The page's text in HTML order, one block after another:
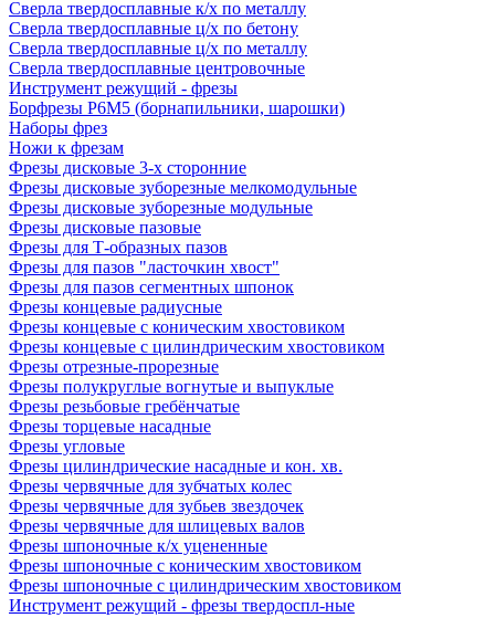
Сверла твердосплавные к/х по металлу
Сверла твердосплавные ц/х по бетону
Сверла твердосплавные ц/х по металлу
Сверла твердосплавные центровочные
Инструмент режущий - фрезы
Борфрезы Р6М5 (борнапильники, шарошки)
Наборы фрез
Ножи к фрезам
Фрезы дисковые 3-х сторонние
Фрезы дисковые зуборезные мелкомодульные
Фрезы дисковые зуборезные модульные
Фрезы дисковые пазовые
Фрезы для Т-образных пазов
Фрезы для пазов "ласточкин хвост"
Фрезы для пазов сегментных шпонок
Фрезы концевые радиусные
Фрезы концевые с коническим хвостовиком
Фрезы концевые с цилиндрическим хвостовиком
Фрезы отрезные-прорезные
Фрезы полукруглые вогнутые и выпуклые
Фрезы резьбовые гребёнчатые
Фрезы торцевые насадные
Фрезы угловые
Фрезы цилиндрические насадные и кон. хв.
Фрезы червячные для зубчатых колес
Фрезы червячные для зубьев звездочек
Фрезы червячные для шлицевых валов
Фрезы шпоночные к/х уцененные
Фрезы шпоночные с коническим хвостовиком
Фрезы шпоночные с цилиндрическим хвостовиком
Инструмент режущий - фрезы твердоспл-ные